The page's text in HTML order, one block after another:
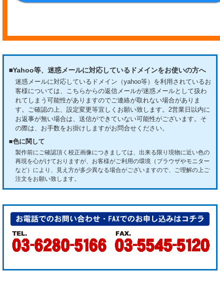
■Yahoo等、迷惑メールに対応しているドメインをお使いの方へ
迷惑メールに対応しているドメイン（yahoo等）を利用されているお
客様については、こちらからの返信メールが迷惑メールとして扱わ
れてしまう可能性がありますのでご連絡が取れない場合がありま
す。ご確認の上、設定変更等宜しくお願い致します。 2営業日以内に
お返事が無い場合は、送信ができていない可能性がございます。そ
の際は、お手数をお掛けしますがお問合せください。
■色に関して
製作前にご確認頂く校正画像につきましては、出来る限り現物に近い色の
再現を心がけておりますが、お客様がご利用の環境（ブラウザやモニター
など）により、見え方が多少異なる場合がございますので、ご理解の上ご
注文をお願い致します。